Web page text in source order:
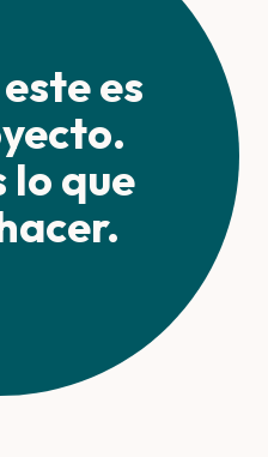
es
lo que